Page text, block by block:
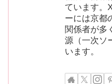
ています。
ーには京都
関係者が多
源（一次ソ
います。